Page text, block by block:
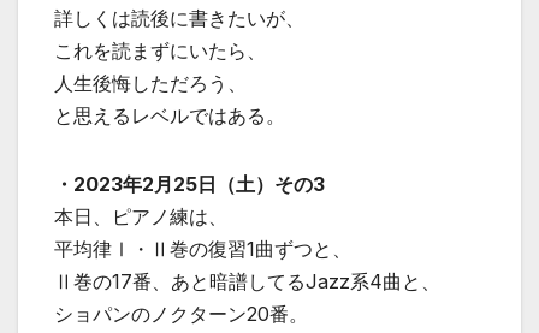
詳しくは読後に書きたいが、
これを読まずにいたら、
人生後悔しただろう、
と思えるレベルではある。
・2023年2月25日（土）その3
本日、ピアノ練は、
平均律Ⅰ・Ⅱ巻の復習1曲ずつと、
Ⅱ巻の17番、あと暗譜してるJazz系4曲と、
ショパンのノクターン20番。